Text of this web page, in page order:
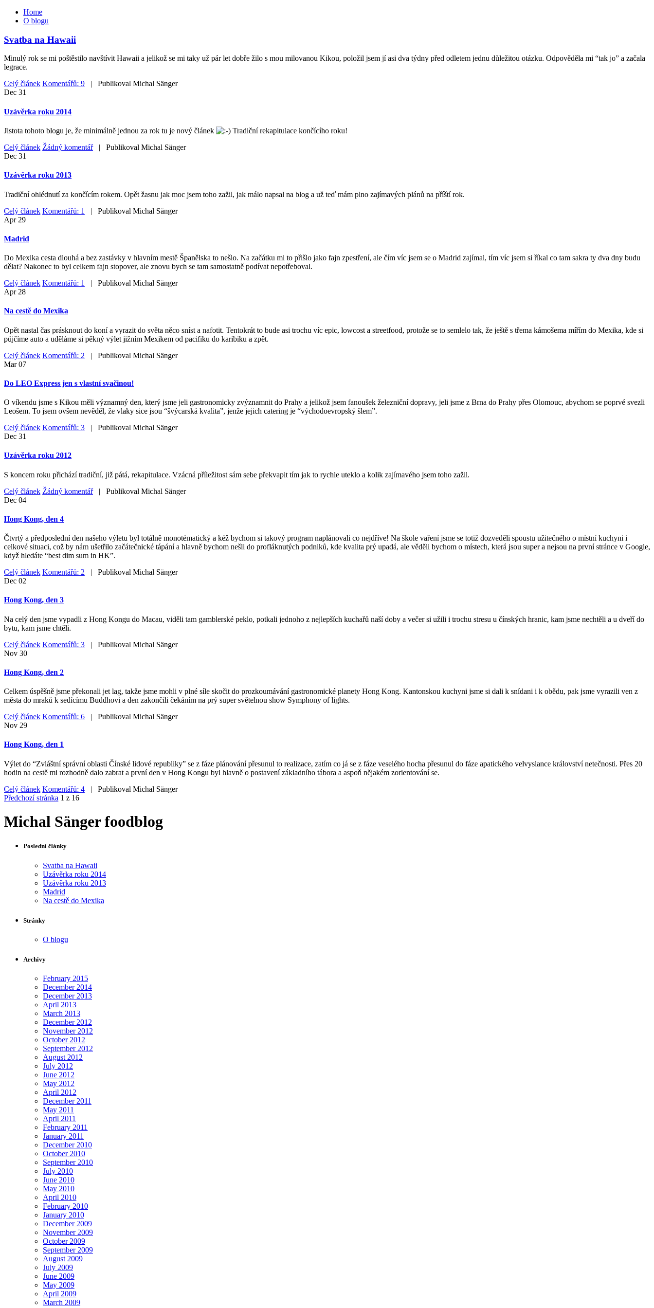
Home
O blogu
Svatba na Hawaii
Minulý rok se mi poštěstilo navštívit Hawaii a jelikož se mi taky už pár let dobře žilo s mou milovanou Kikou, položil jsem jí asi dva týdny před odletem jednu důležitou otázku. Odpověděla mi “tak jo” a začala
legrace.
Celý článek Komentářů: 9 | Publikoval Michal Sänger
Dec 31
Uzávěrka roku 2014
Jistota tohoto blogu je, že minimálně jednou za rok tu je nový článek
Tradiční rekapitulace končícího roku!
Celý článek Žádný komentář| Publikoval Michal Sänger
Dec 31
Uzávěrka roku 2013
Tradiční ohlédnutí za končícím rokem. Opět žasnu jak moc jsem toho zažil, jak málo napsal na blog a už teď mám plno zajímavých plánů na příští rok.
Celý článek Komentářů: 1 | Publikoval Michal Sänger
Apr 29
Madrid
Do Mexika cesta dlouhá a bez zastávky v hlavním mestě Španělska to nešlo. Na začátku mi to přišlo jako fajn zpestření, ale čím víc jsem se o Madrid zajímal, tím víc jsem si říkal co tam sakra ty dva dny budu
dělat? Nakonec to byl celkem fajn stopover, ale znovu bych se tam samostatně podívat nepotřeboval.
Celý článek Komentářů: 1 | Publikoval Michal Sänger
Apr 28
Na cestě do Mexika
Opět nastal čas prásknout do koní a vyrazit do světa něco sníst a nafotit. Tentokrát to bude asi trochu víc epic, lowcost a streetfood, protože se to semlelo tak, že ještě s třema kámošema mířím do Mexika, kde si
půjčíme auto a uděláme si pěkný výlet jižním Mexikem od pacifiku do karibiku a zpět.
Celý článek Komentářů: 2 | Publikoval Michal Sänger
Mar07
Do LEO Express jen s vlastní svačinou!
O víkendu jsme s Kikou měli významný den, který jsme jeli gastronomicky zvýznamnit do Prahy a jelikož jsem fanoušek železniční dopravy, jeli jsme z Brna do Prahy přes Olomouc, abychom se poprvé svezli
Leošem. To jsem ovšem nevěděl, že vlaky sice jsou “švýcarská kvalita”, jenže jejich catering je “východoevropský šlem”.
Celý článek Komentářů: 3 | Publikoval Michal Sänger
Dec 31
Uzávěrka roku 2012
S koncem roku přichází tradiční, již pátá, rekapitulace. Vzácná příležitost sám sebe překvapit tím jak to rychle uteklo a kolik zajímavého jsem toho zažil.
Celý článek Žádný komentář| Publikoval Michal Sänger
Dec 04
Hong Kong, den 4
Čtvrtý a předposlední den našeho výletu byl totálně monotématický a kéž bychom si takový program naplánovali co nejdříve! Na škole vaření jsme se totiž dozveděli spoustu užitečného o místní kuchyni i
celkové situaci, což by nám ušetřilo začátečnické tápání a hlavně bychom nešli do profláknutých podniků, kde kvalita prý upadá, ale věděli bychom o místech, která jsou super a nejsou na první stránce v Google,
když hledáte “best dim sum in HK”.
Celý článek Komentářů: 2 | Publikoval Michal Sänger
Dec 02
Hong Kong, den 3
Na celý den jsme vypadli z Hong Kongu do Macau, viděli tam gamblerské peklo, potkali jednoho z nejlepších kuchařů naší doby a večer si užili i trochu stresu u čínských hranic, kam jsme nechtěli a u dveří do
bytu, kam jsme chtěli.
Celý článek Komentářů: 3 | Publikoval Michal Sänger
Nov 30
Hong Kong, den 2
Celkem úspěšně jsme překonali jet lag, takže jsme mohli v plné síle skočit do prozkoumávání gastronomické planety Hong Kong. Kantonskou kuchyni jsme si dali k snídani i k obědu, pak jsme vyrazili ven z
města do mraků k sedícímu Buddhovi a den zakončili čekáním na prý super světelnou show Symphony of lights.
Celý článek Komentářů: 6 | Publikoval Michal Sänger
Nov 29
Hong Kong, den 1
Výlet do “Zvláštní správní oblasti Čínské lidové republiky” se z fáze plánování přesunul to realizace, zatím co já se z fáze veselého hocha přesunul do fáze apatického velvyslance království netečnosti. Přes 20
hodin na cestě mi rozhodně dalo zabrat a první den v Hong Kongu byl hlavně o postavení základního tábora a aspoň nějakém zorientování se.
Celý článek Komentářů: 4 | Publikoval Michal Sänger
Předchozí stránka 1 z 16
Michal Sänger foodblog
Poslední články
Svatba na Hawaii
Uzávěrka roku 2014
Uzávěrka roku 2013
Madrid
Na cestě do Mexika
Stránky
O blogu
Archivy
February 2015
December 2014
December 2013
April 2013
March 2013
December 2012
November 2012
October 2012
September 2012
August 2012
July 2012
June 2012
May 2012
April 2012
December 2011
May 2011
April 2011
February 2011
January 2011
December 2010
October 2010
September 2010
July 2010
June 2010
May 2010
April 2010
February 2010
January 2010
December 2009
November 2009
October 2009
September 2009
August 2009
July 2009
June 2009
May 2009
April 2009
March 2009